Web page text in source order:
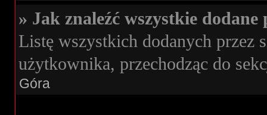
» Jak znaleźć wszystkie dodane
Listę wszystkich dodanych przez
użytkownika, przechodząc do
Góra